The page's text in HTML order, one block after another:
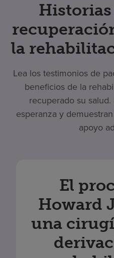
Historias
la
Lea los testimonios de
beneficios de la
recuperado su
esperanza y
apoyo
El
Howard
una